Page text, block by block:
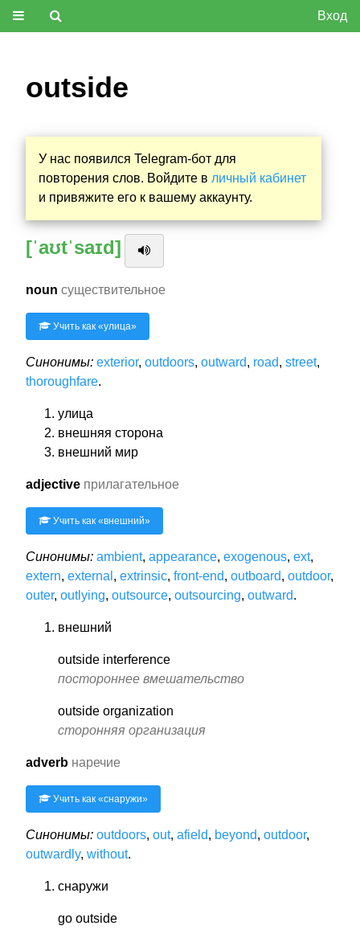
Вход
outside
У нас появился Telegram-бот для
повторения слов. Войдите в личный кабинет
и привяжите его к вашему аккаунту.
[ˈaʊtˈsaɪd]
noun существительное
Учить как «улица»
Синонимы: exterior, outdoors, outward, road, street,
thoroughfare.
улица
внешняя сторона
внешний мир
adjective прилагательное
Учить как «внешний»
Синонимы: ambient, appearance, exogenous, ext,
extern, external , extrinsic, front-end, outboard, outdoor,
outer, outlying, outsource, outsourcing, outward.
внешний
outside interference
постороннее вмешательство
outside organization
сторонняя организация
adverb наречие
Учить как «снаружи»
Синонимы: outdoors, out, afield, beyond, outdoor,
outwardly, without.
снаружи
go outside